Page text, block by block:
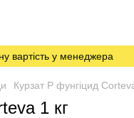
вартість у менеджера
Курзат Р фунгіцид
1 кг